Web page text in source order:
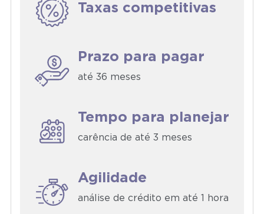
Taxas competitivas
Prazo para pagar
até 36 meses
Tempo para planejar
carência de até 3 meses
Agilidade
análise de crédito em até 1 hora